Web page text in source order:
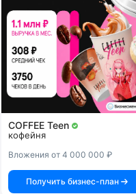
COFFEE Teen
кофейня
Вложения от 4 000 000 ₽
Получить бизнес-план